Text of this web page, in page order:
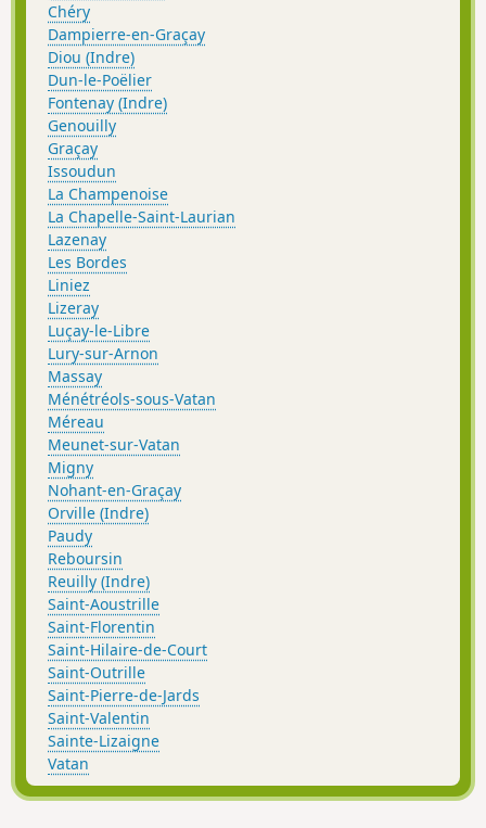
Chéry
Dampierre-en-Graçay
Diou (Indre)
Dun-le-Poëlier
Fontenay (Indre)
Genouilly
Graçay
Issoudun
La Champenoise
La Chapelle-Saint-Laurian
Lazenay
Les Bordes
Liniez
Lizeray
Luçay-le-Libre
Lury-sur-Arnon
Massay
Ménétréols-sous-Vatan
Méreau
Meunet-sur-Vatan
Migny
Nohant-en-Graçay
Orville (Indre)
Paudy
Reboursin
Reuilly (Indre)
Saint-Aoustrille
Saint-Florentin
Saint-Hilaire-de-Court
Saint-Outrille
Saint-Pierre-de-Jards
Saint-Valentin
Sainte-Lizaigne
Vatan